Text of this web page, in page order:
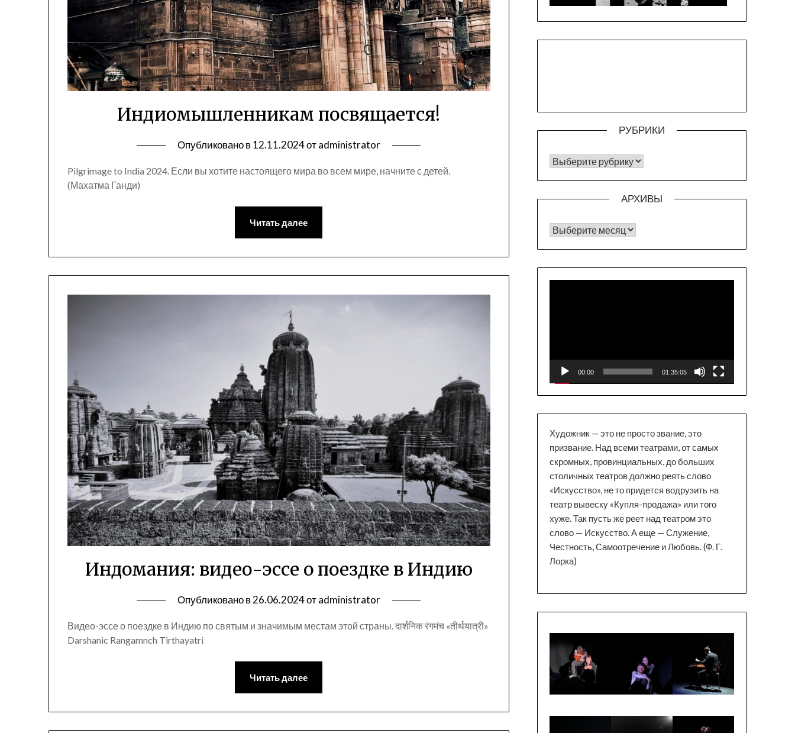
Индиомышленникам посвящается!
Опубликовано в12.11.2024отadministrator
Pilgrimage to India 2024. Если вы хотите настоящего мира во всем мире, начните с детей.
(Махатма Ганди)
Читать далее
Индомания: видео-эссе о поездке в Индию
Опубликовано в26.06.2024отadministrator
Видео-эссе о поездке в Индию по святым и значимым местам этой страны. दार्शनिक रंगमंच «तीर्थयात्री»
Darshanic Rangamnch Tirthayatri
Читать далее
РУБРИКИ
РУБРИКИ
АРХИВЫ
Архивы
00:00 01:35:05
Художник — это не просто звание, это
призвание. Над всеми театрами, от самых
скромных, провинциальных, до больших
столичных театров должно реять слово
«Искусство», не то придется водрузить на
театр вывеску «Купля-продажа» или того
хуже. Так пусть же реет над театром это
слово — Искусство. А еще — Служение,
Честность, Самоотречение и Любовь. (Ф. Г.
Лорка)